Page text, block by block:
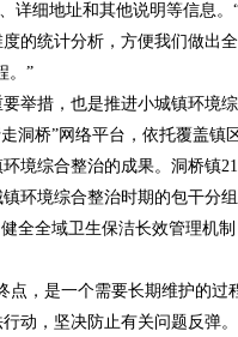
详细地址和其他说明等信息
的统计分析，方便我们做出
。”
措，也是推进小城镇环境
洞桥”网络平台，依托覆盖镇
综合整治的成果。洞桥镇21
环境综合整治时期的包干分
全全域卫生保洁长效管理机
，是一个需要长期维护的过
动，坚决防止有关问题反弹